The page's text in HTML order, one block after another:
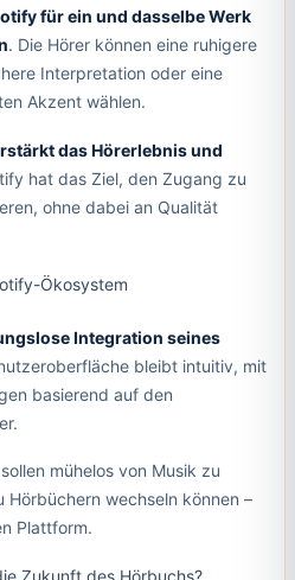
für ein und dasselbe Werk
. Die Hörer können eine ruhigere
Interpretation oder eine
Akzent wählen.
das Hörerlebnis und
hat das Ziel, den Zugang zu
ohne dabei an Qualität
Ökosystem
Integration seines
bleibt intuitiv, mit
basierend auf den
mühelos von Musik zu
wechseln können –
Plattform.